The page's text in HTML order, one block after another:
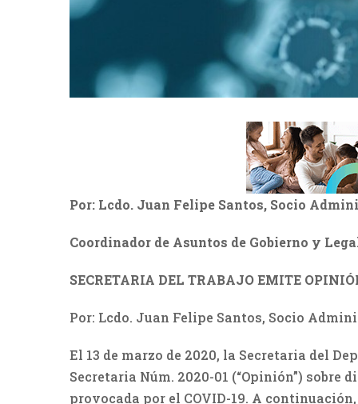
Por: Lcdo. Juan Felipe Santos, Socio
Coordinador de Asuntos de Gobierno y
SECRETARIA DEL TRABAJO EMITE
Por: Lcdo. Juan Felipe Santos, Socio
El 13 de marzo de 2020, la Secretaria del
Secretaria Núm. 2020-01 (“Opinión”)
provocada por el COVID-19. A